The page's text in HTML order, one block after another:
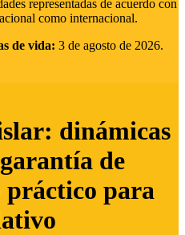
representadas de acuerdo con
como internacional.
de vida: 3 de agosto de 2026.
dinámicas
de
práctico para